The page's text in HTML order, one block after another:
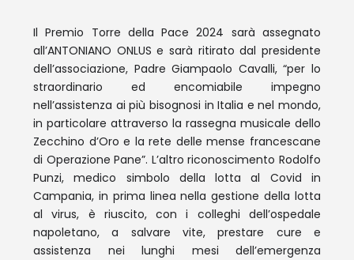
Il Premio Torre della Pace 2024 sarà assegnato
all’ANTONIANO ONLUS e sarà ritirato dal presidente
dell’associazione, Padre Giampaolo Cavalli, “per lo
straordinario ed encomiabile impegno
nell’assistenza ai più bisognosi in Italia e nel mondo,
in particolare attraverso la rassegna musicale dello
Zecchino d’Oro e la rete delle mense francescane
di Operazione Pane”. L’altro riconoscimento Rodolfo
Punzi, medico simbolo della lotta al Covid in
Campania, in prima linea nella gestione della lotta
al virus, è riuscito, con i colleghi dell’ospedale
napoletano, a salvare vite, prestare cure e
assistenza nei lunghi mesi dell’emergenza